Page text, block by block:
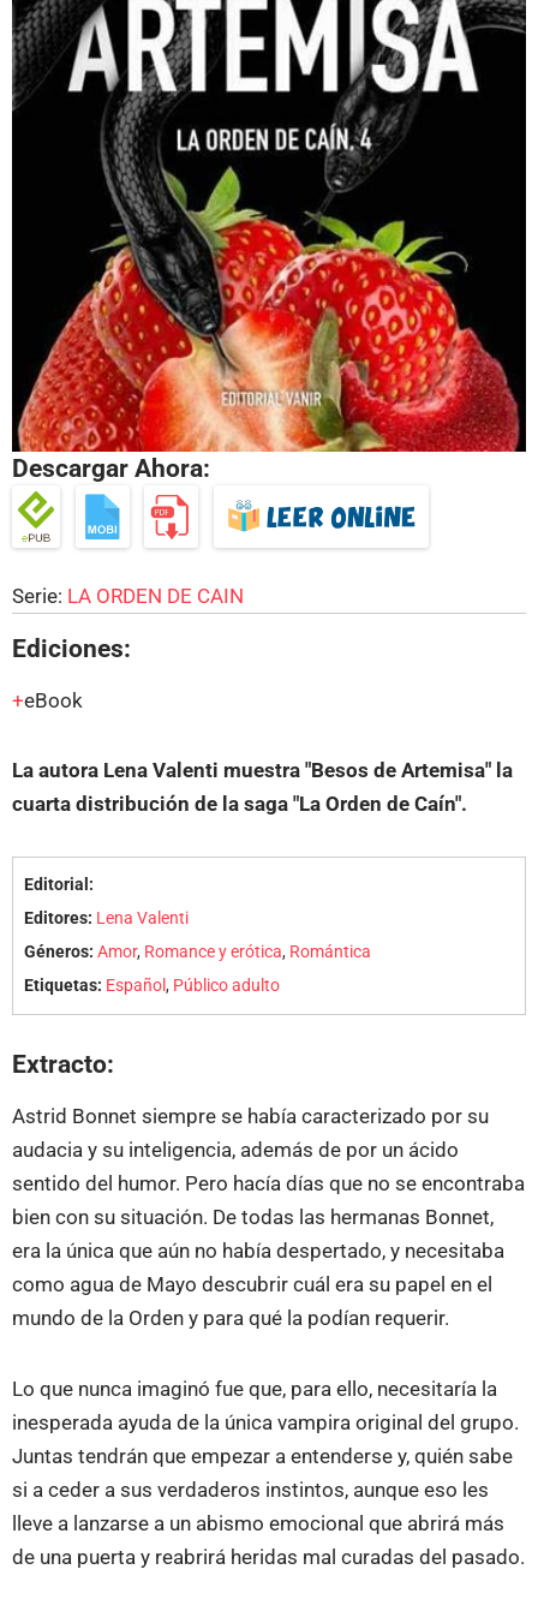
Descargar Ahora:
Serie: LA ORDEN DE CAIN
Ediciones:
eBook
La autora Lena Valenti muestra "Besos de Artemisa" la
cuarta distribución de la saga "La Orden de Caín".
Editorial:
Editores: Lena Valenti
Géneros: Amor, Romance y erótica, Romántica
Etiquetas: Español, Público adulto
Extracto:
Astrid Bonnet siempre se había caracterizado por su
audacia y su inteligencia, además de por un ácido
sentido del humor. Pero hacía días que no se encontraba
bien con su situación. De todas las hermanas Bonnet,
era la única que aún no había despertado, y necesitaba
como agua de Mayo descubrir cuál era su papel en el
mundo de la Orden y para qué la podían requerir.
Lo que nunca imaginó fue que, para ello, necesitaría la
inesperada ayuda de la única vampira original del grupo.
Juntas tendrán que empezar a entenderse y, quién sabe
si a ceder a sus verdaderos instintos, aunque eso les
lleve a lanzarse a un abismo emocional que abrirá más
de una puerta y reabrirá heridas mal curadas del pasado.